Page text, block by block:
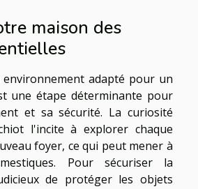
maison des
environnement adapté pour un
une étape déterminante pour
et sa sécurité. La curiosité
l'incite à explorer chaque
foyer, ce qui peut mener à
Pour sécuriser la
de protéger les objets